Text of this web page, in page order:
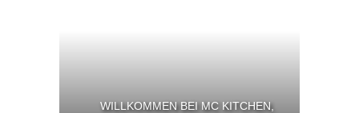
WILLKOMMEN BEI MC KITCHEN,